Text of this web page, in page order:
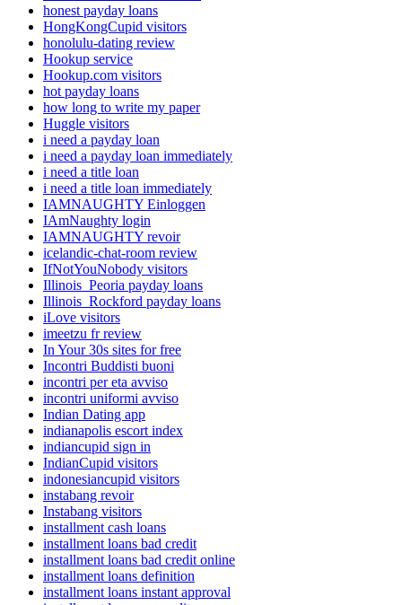
honest payday loans
HongKongCupid visitors
honolulu-dating review
Hookup service
Hookup.com visitors
hot payday loans
how long to write my paper
Huggle visitors
i need a payday loan
i need a payday loan immediately
i need a title loan
i need a title loan immediately
IAMNAUGHTY Einloggen
IAmNaughty login
IAMNAUGHTY revoir
icelandic-chat-room review
IfNotYouNobody visitors
Illinois_Peoria payday loans
Illinois_Rockford payday loans
iLove visitors
imeetzu fr review
In Your 30s sites for free
Incontri Buddisti buoni
incontri per eta avviso
incontri uniformi avviso
Indian Dating app
indianapolis escort index
indiancupid sign in
IndianCupid visitors
indonesiancupid visitors
instabang revoir
Instabang visitors
installment cash loans
installment loans bad credit
installment loans bad credit online
installment loans definition
installment loans instant approval